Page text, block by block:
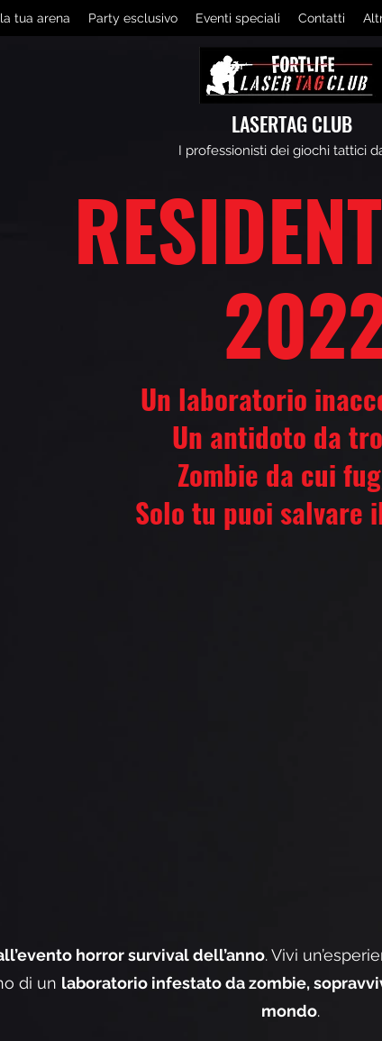
tua arena Party esclusivo Eventi speciali Contatti
LASERTAG CLUB
I professionisti dei giochi tattici
Un laboratorio
Un antidoto da
Zombie da cui
Solo tu puoi salvare
horror survival dell’anno. Vivi
di un laboratorio infestato da zombie,
mondo.